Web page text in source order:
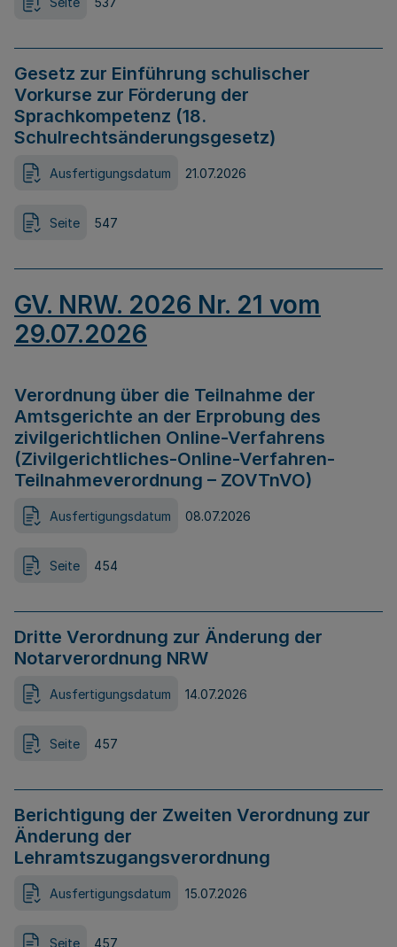
Gesetz zur Einführung schulischer
Vorkurse zur Förderung der
Sprachkompetenz (18.
Schulrechtsänderungsgesetz)
Ausfertigungsdatum 21.07.2026
Seite 547
GV. NRW. 2026 Nr. 21 vom
29.07.2026
Verordnung über die Teilnahme der
Amtsgerichte an der Erprobung des
zivilgerichtlichen Online-Verfahrens
(Zivilgerichtliches-Online-Verfahren-
Teilnahmeverordnung – ZOVTnVO)
Ausfertigungsdatum 08.07.2026
Seite 454
Dritte Verordnung zur Änderung der
Notarverordnung NRW
Ausfertigungsdatum 14.07.2026
Seite 457
Berichtigung der Zweiten Verordnung zur
Änderung der
Lehramtszugangsverordnung
Ausfertigungsdatum 15.07.2026
Seite 457